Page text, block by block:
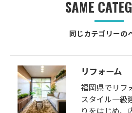
同じカテゴリーの
SAME
リフォーム
福岡県でリフ
スタイル一級
りをはじめ、